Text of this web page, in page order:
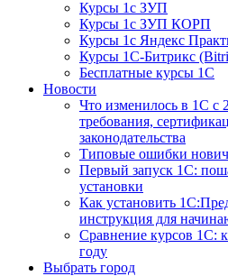
Курсы 1с ЗУП
Курсы 1с ЗУП КОРП
Курсы 1с Яндекс
Курсы 1С-Битрикс
Бесплатные курсы 1С
Новости
Что изменилось в 1С с
требования,
законодательства
Типовые ошибки
Первый запуск 1С:
установки
Как установить
инструкция для
Сравнение курсов 1С:
году
Выбрать город